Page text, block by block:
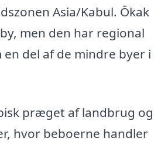
Asia/Kabul. Ōkak
men den har regional
del af de mindre byer i
præget af landbrug og
hvor beboerne handler